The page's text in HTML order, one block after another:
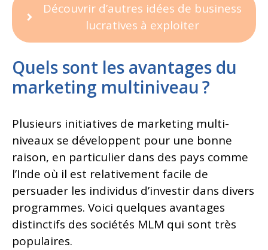
Découvrir d’autres idées de business
lucratives à exploiter
Quels sont les avantages du
marketing multiniveau ?
Plusieurs initiatives de marketing multi-
niveaux se développent pour une bonne
raison, en particulier dans des pays comme
l’Inde où il est relativement facile de
persuader les individus d’investir dans divers
programmes. Voici quelques avantages
distinctifs des sociétés MLM qui sont très
populaires.